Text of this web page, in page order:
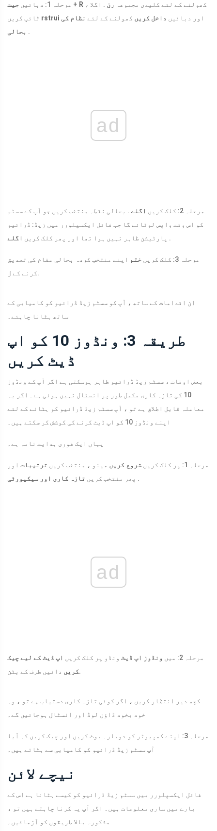
مرحلہ 1: دبائیں جیت + R کھولنے کے لئے کلیدی مجموعہ رن . اگلا ،
rstrui اور دبائیں داخل کریں کھولنے کے لئے نظام کی
بحالی .
ad
مرحلہ 2: کلک کریں اگلے . بحالی نقطہ منتخب کریں جو آپ کے سسٹم
کو اس وقت واپس لوٹائے گا جب فائل ایکسپلورر میں زیڈ: ڈرائیو
پارٹیشن ظاہر نہیں ہوا تھا اور پھر کلک کریں اگلے .
مرحلہ 3: کلک کریں ختم اپنے منتخب کردہ بحالی مقام کی تصدیق
کرنے کے ل.
ان اقدامات کے ساتھ ، آپ کو سسٹم زیڈ ڈرائیو کو کامیابی کے
ساتھ ہٹانا چاہئے۔
طریقہ 3: ونڈوز 10 کو اپ
ڈیٹ کریں
بعض اوقات ، سسٹم زیڈ ڈرائیو ظاہر ہوسکتی ہے اگر آپ کے ونڈوز
10 کی تازہ کاری مکمل طور پر انسٹال نہیں ہوئی ہے۔ اگر یہ
معاملہ قابل اطلاق ہے تو ، آپ سسٹم زیڈ ڈرائیو کو ہٹانے کے لئے
اپنے ونڈوز 10 کو اپ ڈیٹ کرنے کی کوشش کر سکتے ہیں۔
یہاں ایک فوری ہدایت نامہ ہے۔
مرحلہ 1: پر کلک کریں شروع کریں مینو ، منتخب کریں ترتیبات اور
پھر منتخب کریں تازہ کاری اور سیکیورٹی .
ad
مرحلہ 2: میں ونڈوز اپ ڈیٹ ونڈو پر کلک کریں اپ ڈیٹ کے لیے چیک
کریںدائیں طرف کے بٹن.
کچھ دیر انتظار کریں ، اگر کوئی تازہ کاری دستیاب ہے تو ، وہ
خود بخود ڈاؤن لوڈ اور انسٹال ہوجائیں گے۔
مرحلہ 3: اپنے کمپیوٹر کو دوبارہ بوٹ کریں اور چیک کریں کہ آیا
آپ سسٹم زیڈ ڈرائیو کو کامیابی سے ہٹاتے ہیں۔
نیچے لائن
فائل ایکسپلورر میں سسٹم زیڈ ڈرائیو کو کیسے ہٹانا ہے اس کے
بارے میں ساری معلومات ہیں۔ اگر آپ یہ کرنا چاہتے ہیں تو ،
مذکورہ بالا طریقوں کو آزمائیں۔